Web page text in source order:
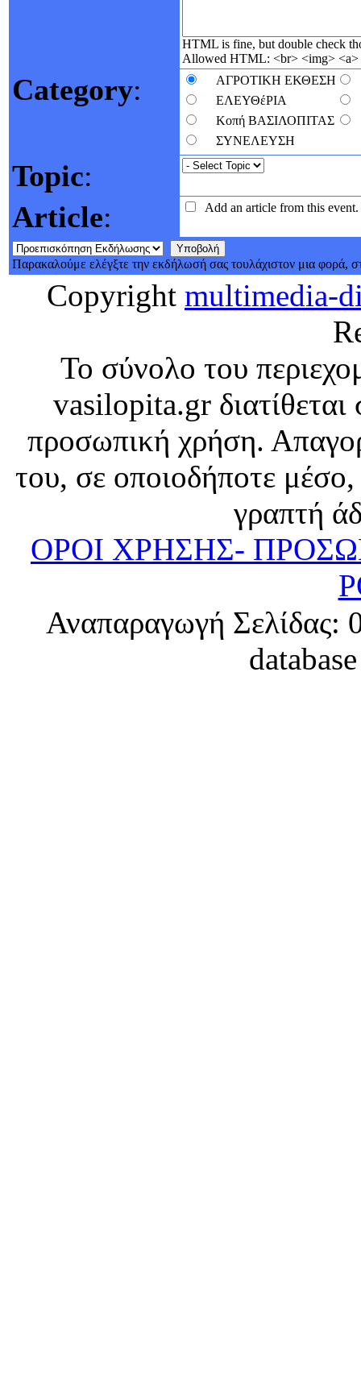
HTML is fine, but double check
Allowed HTML: <br> <img>
Category:
ΑΓΡΟΤΙΚΗ ΕΚΘΕΣΗ
ΕΛΕΥΘέΡΙΑ
Κοπή ΒΑΣΙΛΟΠΙΤΑΣ
ΣΥΝΕΛΕΥΣΗ
Topic:
Article: Add an article from this event.
Παρακαλούμε ελέγξτε την εκδήλωσή σας τουλάχιστον μια φορά,
Copyright multimedia-
Το σύνολο του
vasilopita.gr διατίθεται
προσωπική χρήση.
του, σε οποιοδήποτε
γραπτή
ΟΡΟΙ ΧΡΗΣΗΣ-
Αναπαραγωγή Σελίδας: